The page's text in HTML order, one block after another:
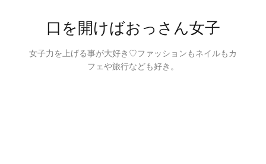
口を開けばおっさん女子
女子力を上げる事が大好き♡ファッションもネイルもカ
フェや旅行なども好き。